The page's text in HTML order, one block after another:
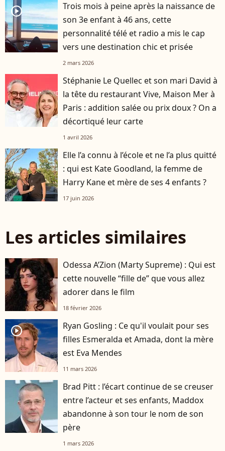
player2
Trois mois à peine après la naissance de
son 3e enfant à 46 ans, cette
personnalité télé et radio a mis le cap
vers une destination chic et prisée
2 mars 2026
Stéphanie Le Quellec et son mari David à
la tête du restaurant Vive, Maison Mer à
Paris : addition salée ou prix doux ? On a
décortiqué leur carte
1 avril 2026
Elle l’a connu à l’école et ne l’a plus quitté
: qui est Kate Goodland, la femme de
Harry Kane et mère de ses 4 enfants ?
17 juin 2026
Les articles similaires
Odessa A’Zion (Marty Supreme) : Qui est
cette nouvelle “fille de” que vous allez
adorer dans le film
18 février 2026
player2
Ryan Gosling : Ce qu'il voulait pour ses
filles Esmeralda et Amada, dont la mère
est Eva Mendes
11 mars 2026
Brad Pitt : l’écart continue de se creuser
entre l’acteur et ses enfants, Maddox
abandonne à son tour le nom de son
père
1 mars 2026